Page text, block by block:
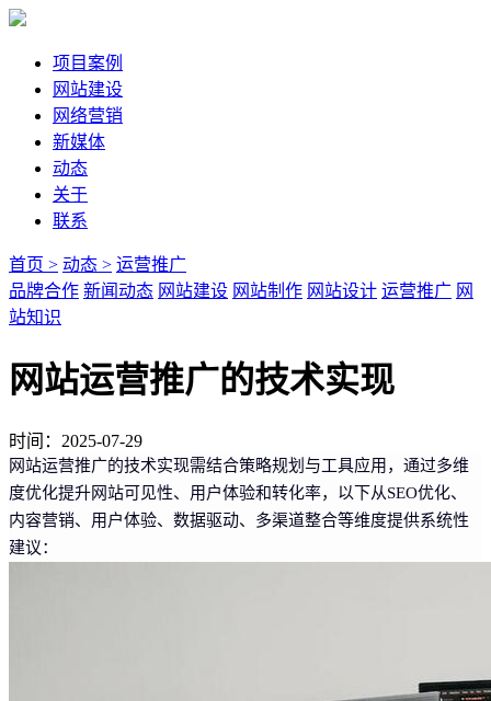
项目案例
网站建设
网络营销
新媒体
动态
关于
联系
首页 > 动态 > 运营推广
品牌合作 新闻动态 网站建设 网站制作 网站设计 运营推广 网
站知识
网站运营推广的技术实现
时间：2025-07-29
网站运营推广的技术实现需结合策略规划与工具应用，通过多维
度优化提升网站可见性、用户体验和转化率，以下从SEO优化、
内容营销、用户体验、数据驱动、多渠道整合等维度提供系统性
建议：